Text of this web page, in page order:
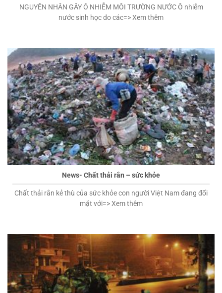
NGUYÊN NHÂN GÂY Ô NHIỄM MÔI TRƯỜNG NƯỚC Ô nhiễm
nước sinh học do các=> Xem thêm
News- Chất thải rắn – sức khỏe
Chất thải rắn kẻ thù của sức khỏe con người Việt Nam đang đối
mặt với=> Xem thêm